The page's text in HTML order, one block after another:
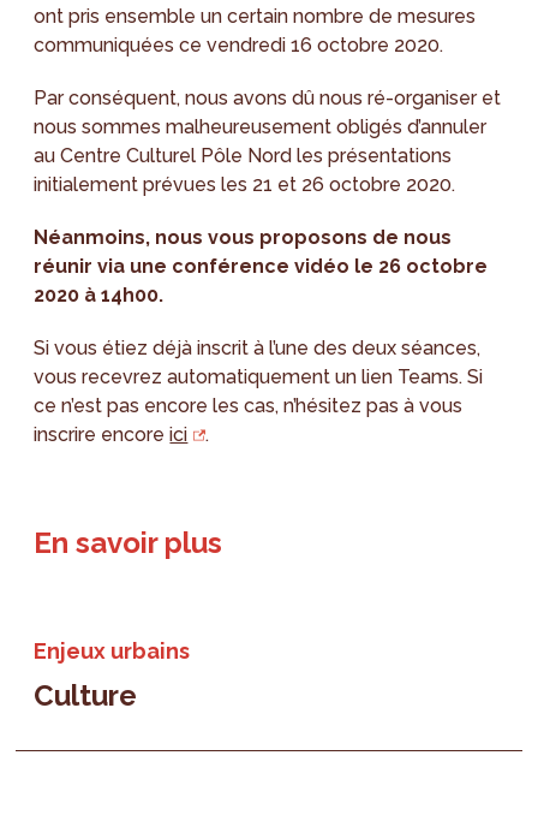
ont pris ensemble un certain nombre de mesures
communiquées ce vendredi 16 octobre 2020.
Par conséquent, nous avons dû nous ré-organiser et
nous sommes malheureusement obligés d’annuler
au Centre Culturel Pôle Nord les présentations
initialement prévues les 21 et 26 octobre 2020.
Néanmoins, nous vous proposons de nous
réunir via une conférence vidéo le 26 octobre
2020 à 14h00.
Si vous étiez déjà inscrit à l’une des deux séances,
vous recevrez automatiquement un lien Teams. Si
ce n’est pas encore les cas, n’hésitez pas à vous
inscrire encoreici .
En savoir plus
Enjeux urbains
Culture